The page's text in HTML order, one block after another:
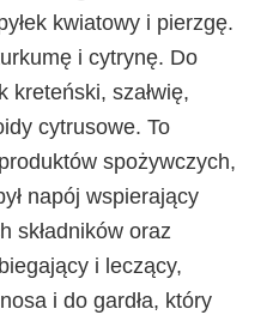
kwiatowy i pierzgę.
i cytrynę. Do
kreteński, szałwię,
cytrusowe. To
spożywczych,
napój wspierający
składników oraz
i leczący,
i do gardła, który